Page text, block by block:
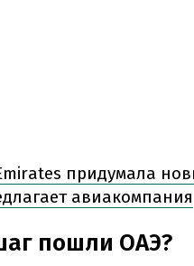
придумала
авиакомпания
пошли ОАЭ?